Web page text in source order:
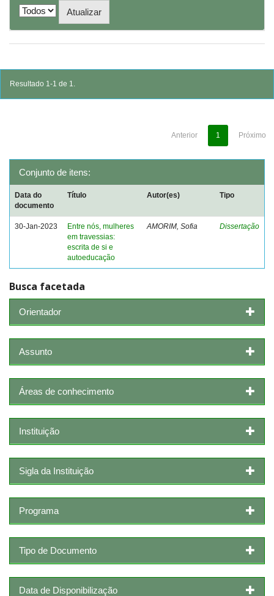
Resultado 1-1 de 1.
Anterior 1 Próximo
Conjunto de itens:
Data do
documento
Título Autor(es) Tipo
30-Jan-2023
Entre nós, mulheres
em travessias:
escrita de si e
autoeducação
AMORIM, Sofia Dissertação
Busca facetada
Orientador
Assunto
Áreas de conhecimento
Instituição
Sigla da Instituição
Programa
Tipo de Documento
Data de Disponibilização